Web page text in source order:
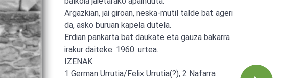
Argazkian, jai giroan, neska-mutil talde bat ageri
da, asko buruan kapela dutela.
Erdian pankarta bat daukate eta gauza bakarra
irakur daiteke: 1960. urtea.
IZENAK:
1 German Urrutia/Felix Urrutia(?), 2 Nafarra